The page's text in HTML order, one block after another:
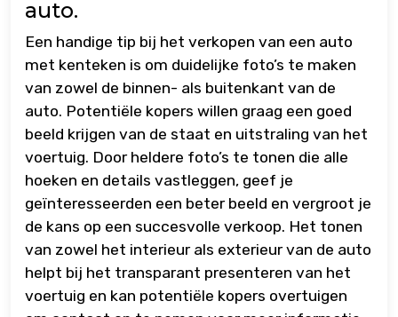
auto.
Een handige tip bij het verkopen van een auto
met kenteken is om duidelijke foto’s te maken
van zowel de binnen- als buitenkant van de
auto. Potentiële kopers willen graag een goed
beeld krijgen van de staat en uitstraling van het
voertuig. Door heldere foto’s te tonen die alle
hoeken en details vastleggen, geef je
geïnteresseerden een beter beeld en vergroot je
de kans op een succesvolle verkoop. Het tonen
van zowel het interieur als exterieur van de auto
helpt bij het transparant presenteren van het
voertuig en kan potentiële kopers overtuigen